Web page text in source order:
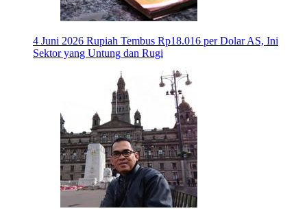
4 Juni 2026 Rupiah Tembus Rp18.016 per Dolar AS, Ini
Sektor yang Untung dan Rugi